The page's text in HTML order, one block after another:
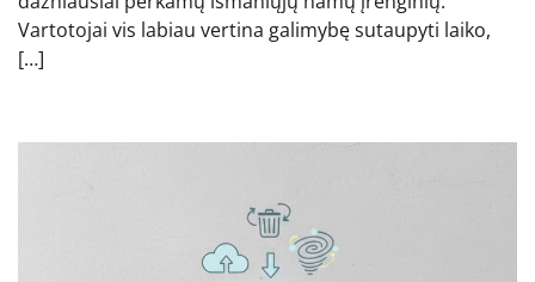
Vartotojai vis labiau vertina galimybę sutaupyti laiko,
[…]